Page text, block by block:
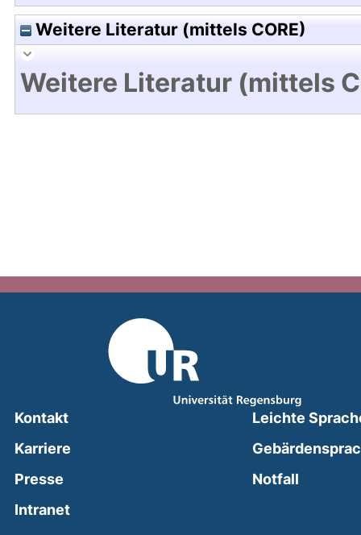
Weitere Literatur (mittels CORE)
Weitere Literatur (mittels
Kontakt
Karriere
Presse
Intranet(external link, opens in a new window)
Leichte
Notfall